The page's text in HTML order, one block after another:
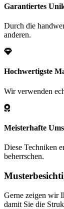
Garantiertes
Durch die
anderen.
Hochwertigste
Wir verwenden
Meisterhafte
Diese Techniken
beherrschen.
Gerne zeigen wir
damit Sie die